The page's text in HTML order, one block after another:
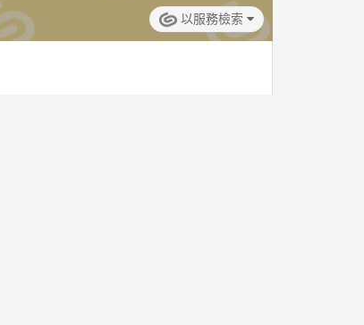
以服務檢索